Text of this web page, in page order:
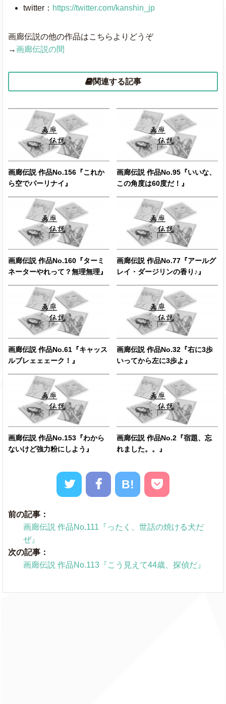
twitter： https://twitter.com/kanshin_jp
画廊伝説の他の作品はこちらよりどうぞ
→画廊伝説の間
関連する記事
画廊伝説 作品No.156『これか
ら空でパーリナイ』
画廊伝説 作品No.95『いいな、
この角度は60度だ！』
画廊伝説 作品No.160『ターミ
ネーターやれって？無理無理』
画廊伝説 作品No.77『アールグ
レイ・ダージリンの香り♪』
画廊伝説 作品No.61『キャッス
ルブレェェェーク！』
画廊伝説 作品No.32『右に3歩
いってから左に3歩よ』
画廊伝説 作品No.153『わから
ないけど強力粉にしよう』
画廊伝説 作品No.2『宿題、忘
れました。。』
B!
前の記事：
画廊伝説 作品No.111『ったく、世話の焼ける犬だ
ぜ』
次の記事：
画廊伝説 作品No.113『こう見えて44歳、探偵だ』